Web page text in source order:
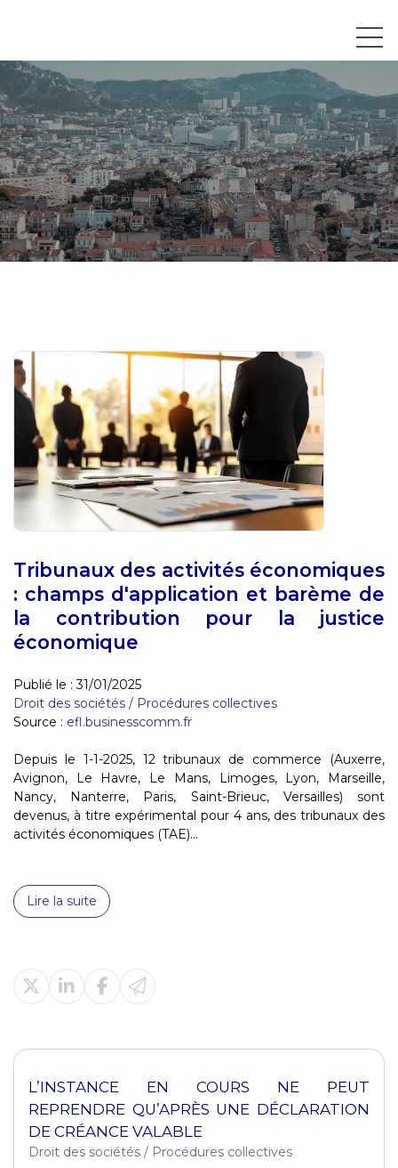
Tribunaux des activités économiques
: champs d'application et barème de
la contribution pour la justice
économique
Publié le :31/01/2025
Droit des sociétés / Procédures collectives
Source : efl.businesscomm.fr
Depuis le 1-1-2025, 12 tribunaux de commerce (Auxerre,
Avignon, Le Havre, Le Mans, Limoges, Lyon, Marseille,
Nancy, Nanterre, Paris, Saint-Brieuc, Versailles) sont
devenus, à titre expérimental pour 4 ans, des tribunaux des
activités économiques (TAE)...
Lire la suite
L’INSTANCE EN COURS NE PEUT
REPRENDRE QU’APRÈS UNE DÉCLARATION
DE CRÉANCE VALABLE
Droit des sociétés / Procédures collectives